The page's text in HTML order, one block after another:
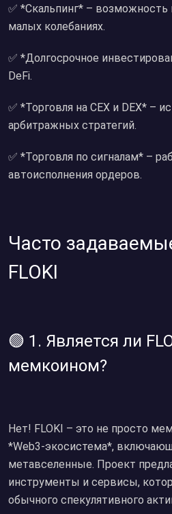
✅ *Скальпинг* – возможность
малых колебаниях.
✅ *Долгосрочное
DeFi.
✅ *Торговля на CEX и DEX* –
арбитражных стратегий.
✅ *Торговля по сигналам* –
автоисполнения ордеров.
Часто
FLOKI
🟢 1. Является ли
мемкоином?
Нет! FLOKI – это не просто
*Web3-экосистема*,
метавселенные. Проект
инструменты и сервисы,
обычного спекулятивного